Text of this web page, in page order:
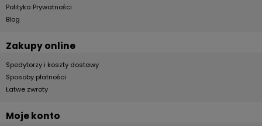
Polityka Prywatności
Blog
Zakupy online
Spedytorzy i koszty dostawy
Sposoby płatności
Łatwe zwroty
Moje konto